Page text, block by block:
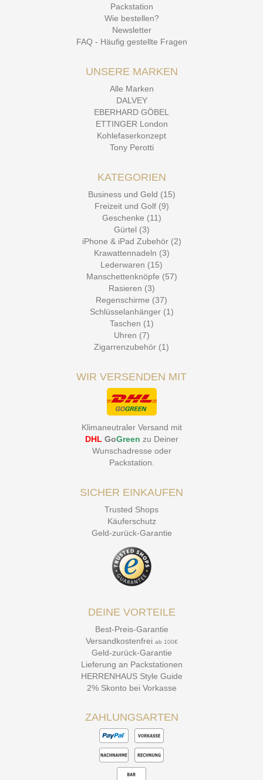
Packstation
Wie bestellen?
Newsletter
FAQ - Häufig gestellte Fragen
UNSERE MARKEN
Alle Marken
DALVEY
EBERHARD GÖBEL
ETTINGER London
Kohlefaserkonzept
Tony Perotti
KATEGORIEN
Business und Geld (15)
Freizeit und Golf (9)
Geschenke (11)
Gürtel (3)
iPhone & iPad Zubehör (2)
Krawattennadeln (3)
Lederwaren (15)
Manschettenknöpfe (57)
Rasieren (3)
Regenschirme (37)
Schlüsselanhänger (1)
Taschen (1)
Uhren (7)
Zigarrenzubehör (1)
WIR VERSENDEN MIT
Klimaneutraler Versand mit
DHL GoGreen zu Deiner
Wunschadresse oder
Packstation
SICHER EINKAUFEN
Trusted Shops
Käuferschutz
Geld-zurück-Garantie
DEINE VORTEILE
Best-Preis-Garantie
Versandkostenfrei ab 100€
Geld-zurück-Garantie
Lieferung an Packstationen
HERRENHAUS Style Guide
2% Skonto bei Vorkasse
ZAHLUNGSARTEN